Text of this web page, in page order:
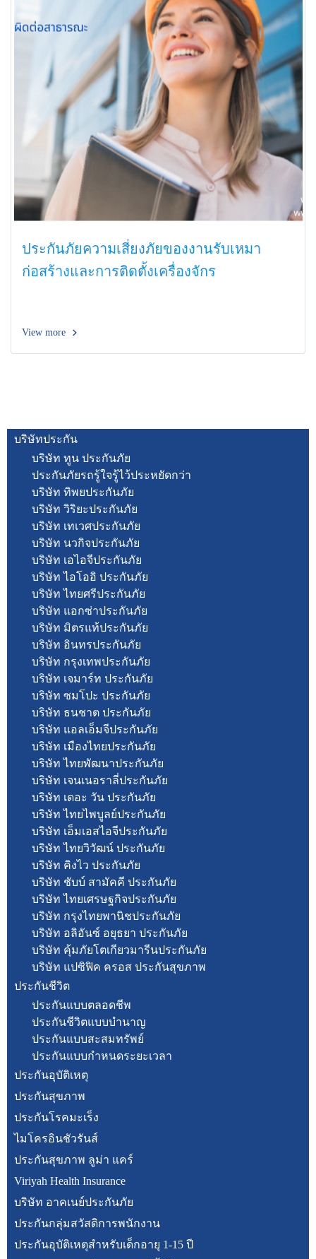
ประกันภัยความเสี่ยงภัยของงานรับเหมา
ก่อสร้างและการติดตั้งเครื่องจักร
View more
บริษัทประกัน
บริษัท ทูน ประกันภัย
ประกันภัยรถรู้ใจรู้ไว้ประหยัดกว่า
บริษัท ทิพยประกันภัย
บริษัท วิริยะประกันภัย
บริษัท เทเวศประกันภัย
บริษัท นวกิจประกันภัย
บริษัท เอไอจีประกันภัย
บริษัท ไอโออิ ประกันภัย
บริษัท ไทยศรีประกันภัย
บริษัท แอกซ่าประกันภัย
บริษัท มิตรแท้ประกันภัย
บริษัท อินทรประกันภัย
บริษัท กรุงเทพประกันภัย
บริษัท เจมาร์ท ประกันภัย
บริษัท ซมโปะ ประกันภัย
บริษัท ธนชาต ประกันภัย
บริษัท แอลเอ็มจีประกันภัย
บริษัท เมืองไทยประกันภัย
บริษัท ไทยพัฒนาประกันภัย
บริษัท เจนเนอราลี่ประกันภัย
บริษัท เดอะ วัน ประกันภัย
บริษัท ไทยไพบูลย์ประกันภัย
บริษัท เอ็มเอสไอจีประกันภัย
บริษัท ไทยวิวัฒน์ ประกันภัย
บริษัท คิงไว ประกันภัย
บริษัท ชับบ์ สามัคคี ประกันภัย
บริษัท ไทยเศรษฐกิจประกันภัย
บริษัท กรุงไทยพานิชประกันภัย
บริษัท อลิอันซ์ อยุธยา ประกันภัย
บริษัท คุ้มภัยโตเกียวมารีนประกันภัย
บริษัท แปซิฟิค ครอส ประกันสุขภาพ
ประกันชีวิต
ประกันแบบตลอดชีพ
ประกันชีวิตแบบบำนาญ
ประกันแบบสะสมทรัพย์
ประกันแบบกำหนดระยะเวลา
ประกันอุบัติเหตุ
ประกันสุขภาพ
ประกันโรคมะเร็ง
ไมโครอินชัวรันส์
ประกันสุขภาพ ลูม่า แคร์
Viriyah Health Insurance
บริษัท อาคเนย์ประกันภัย
ประกันกลุ่มสวัสดิการพนักงาน
ประกันอุบัติเหตุสำหรับเด็กอายุ 1-15 ปี